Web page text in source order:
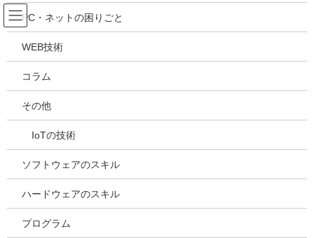
コ
ン
テ
ツ
ス
ッ
ナ
ビ
ゲ
シ
ン
移
吉川万能ＩＴ研究所
メディア
HOME
2024年2月4日 / 最終更新日時 :
20240204192404
PC・ネットの困りごと
WEB技術
コラム
その他
IoTの技術
ソフトウェアのスキル
ハードウェアのスキル
プログラム